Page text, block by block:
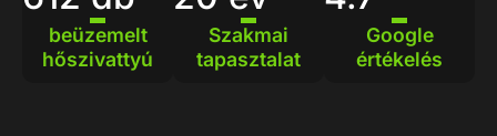
beüzemelt
hőszivattyú
Szakmai
tapasztalat
Google
értékelés